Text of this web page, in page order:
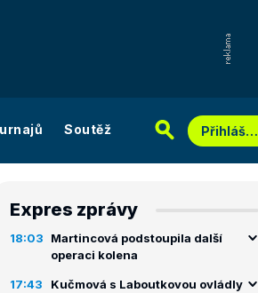
Soutěž Přihlášení
Expres zprávy
18:03
Martincová podstoupila další
operaci kolena
17:43
Kučmová s Laboutkovou ovládly